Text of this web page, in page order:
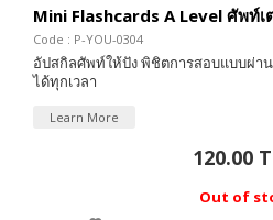
Mini Flashcards A Level ศัพท์
Code : P-YOU-0304
อัปสกิลศัพท์ให้ปัง พิชิตการสอบแบบผ่
ได้ทุกเวลา
Learn More
120.00
Out of